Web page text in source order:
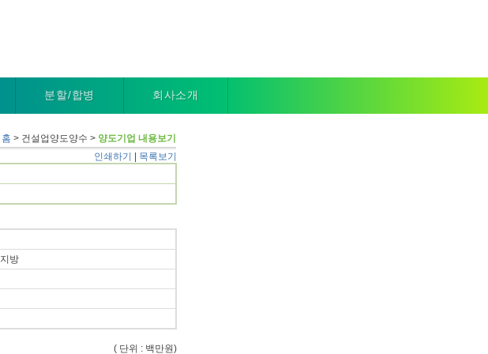
분할/합병 회사소개
홈 > 건설업양도양수 > 양도기업 내용보기
인쇄하기 | 목록보기
지방
( 단위 : 백만원)